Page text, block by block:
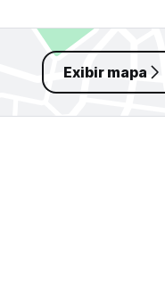
Exibir mapa